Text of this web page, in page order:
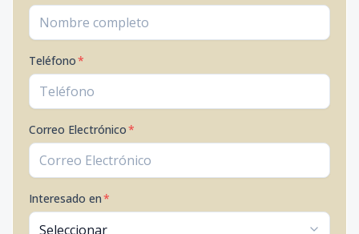
Teléfono*
Correo Electrónico*
Interesado en*